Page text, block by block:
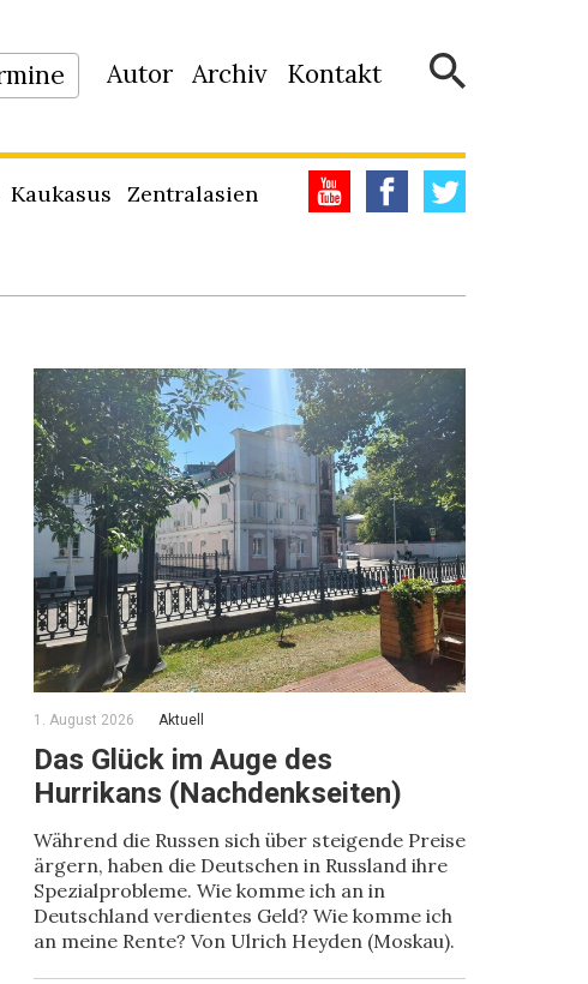
Autor Archiv Kontakt
Kaukasus Zentralasien
1. August 2026 Aktuell
Das Glück im Auge des
Hurrikans (Nachdenkseiten)
Während die Russen sich über steigende Preise
ärgern, haben die Deutschen in Russland ihre
Spezialprobleme. Wie komme ich an in
Deutschland verdientes Geld? Wie komme ich
an meine Rente? Von Ulrich Heyden (Moskau).